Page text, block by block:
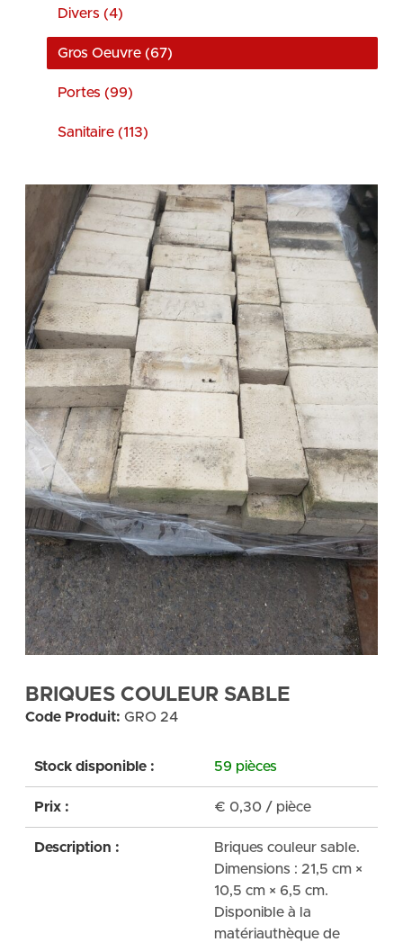
Divers (4)
Gros Oeuvre (67)
Portes (99)
Sanitaire (113)
BRIQUES COULEUR SABLE
Code Produit: GRO 24
Stock disponible : 59 pièces
Prix : € 0,30 / pièce
Description :
Briques couleur sable.
Dimensions : 21,5 cm ×
10,5 cm × 6,5 cm.
Disponible à la
matériauthèque de